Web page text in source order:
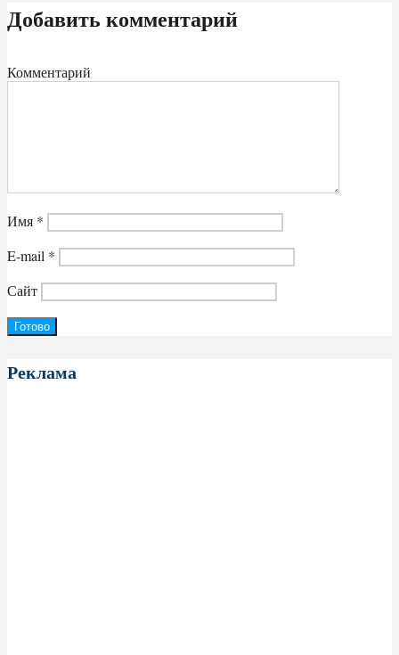
Добавить комментарий
Комментарий
Имя *
E-mail *
Сайт
Реклама